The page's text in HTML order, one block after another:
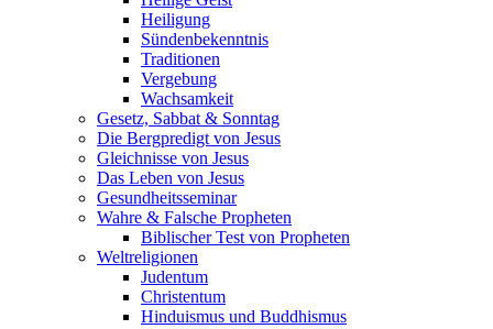
Heiligung
Sündenbekenntnis
Traditionen
Vergebung
Wachsamkeit
Gesetz, Sabbat & Sonntag
Die Bergpredigt von Jesus
Gleichnisse von Jesus
Das Leben von Jesus
Gesundheitsseminar
Wahre & Falsche Propheten
Biblischer Test von Propheten
Weltreligionen
Judentum
Christentum
Hinduismus und Buddhismus